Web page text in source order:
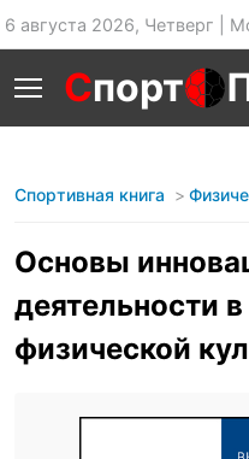
6 августа 2026, Четверг |
Спорт
Спортивная книга
Основы
деятельности
физической